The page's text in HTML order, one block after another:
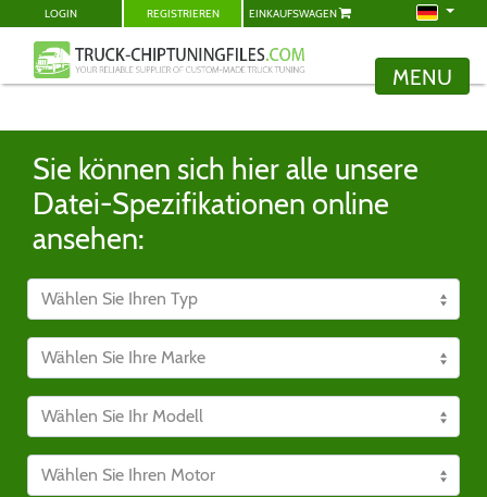
LOGIN REGISTRIEREN EINKAUFSWAGEN
MENU
Sie können sich hier alle unsere
Datei-Spezifikationen online
ansehen: